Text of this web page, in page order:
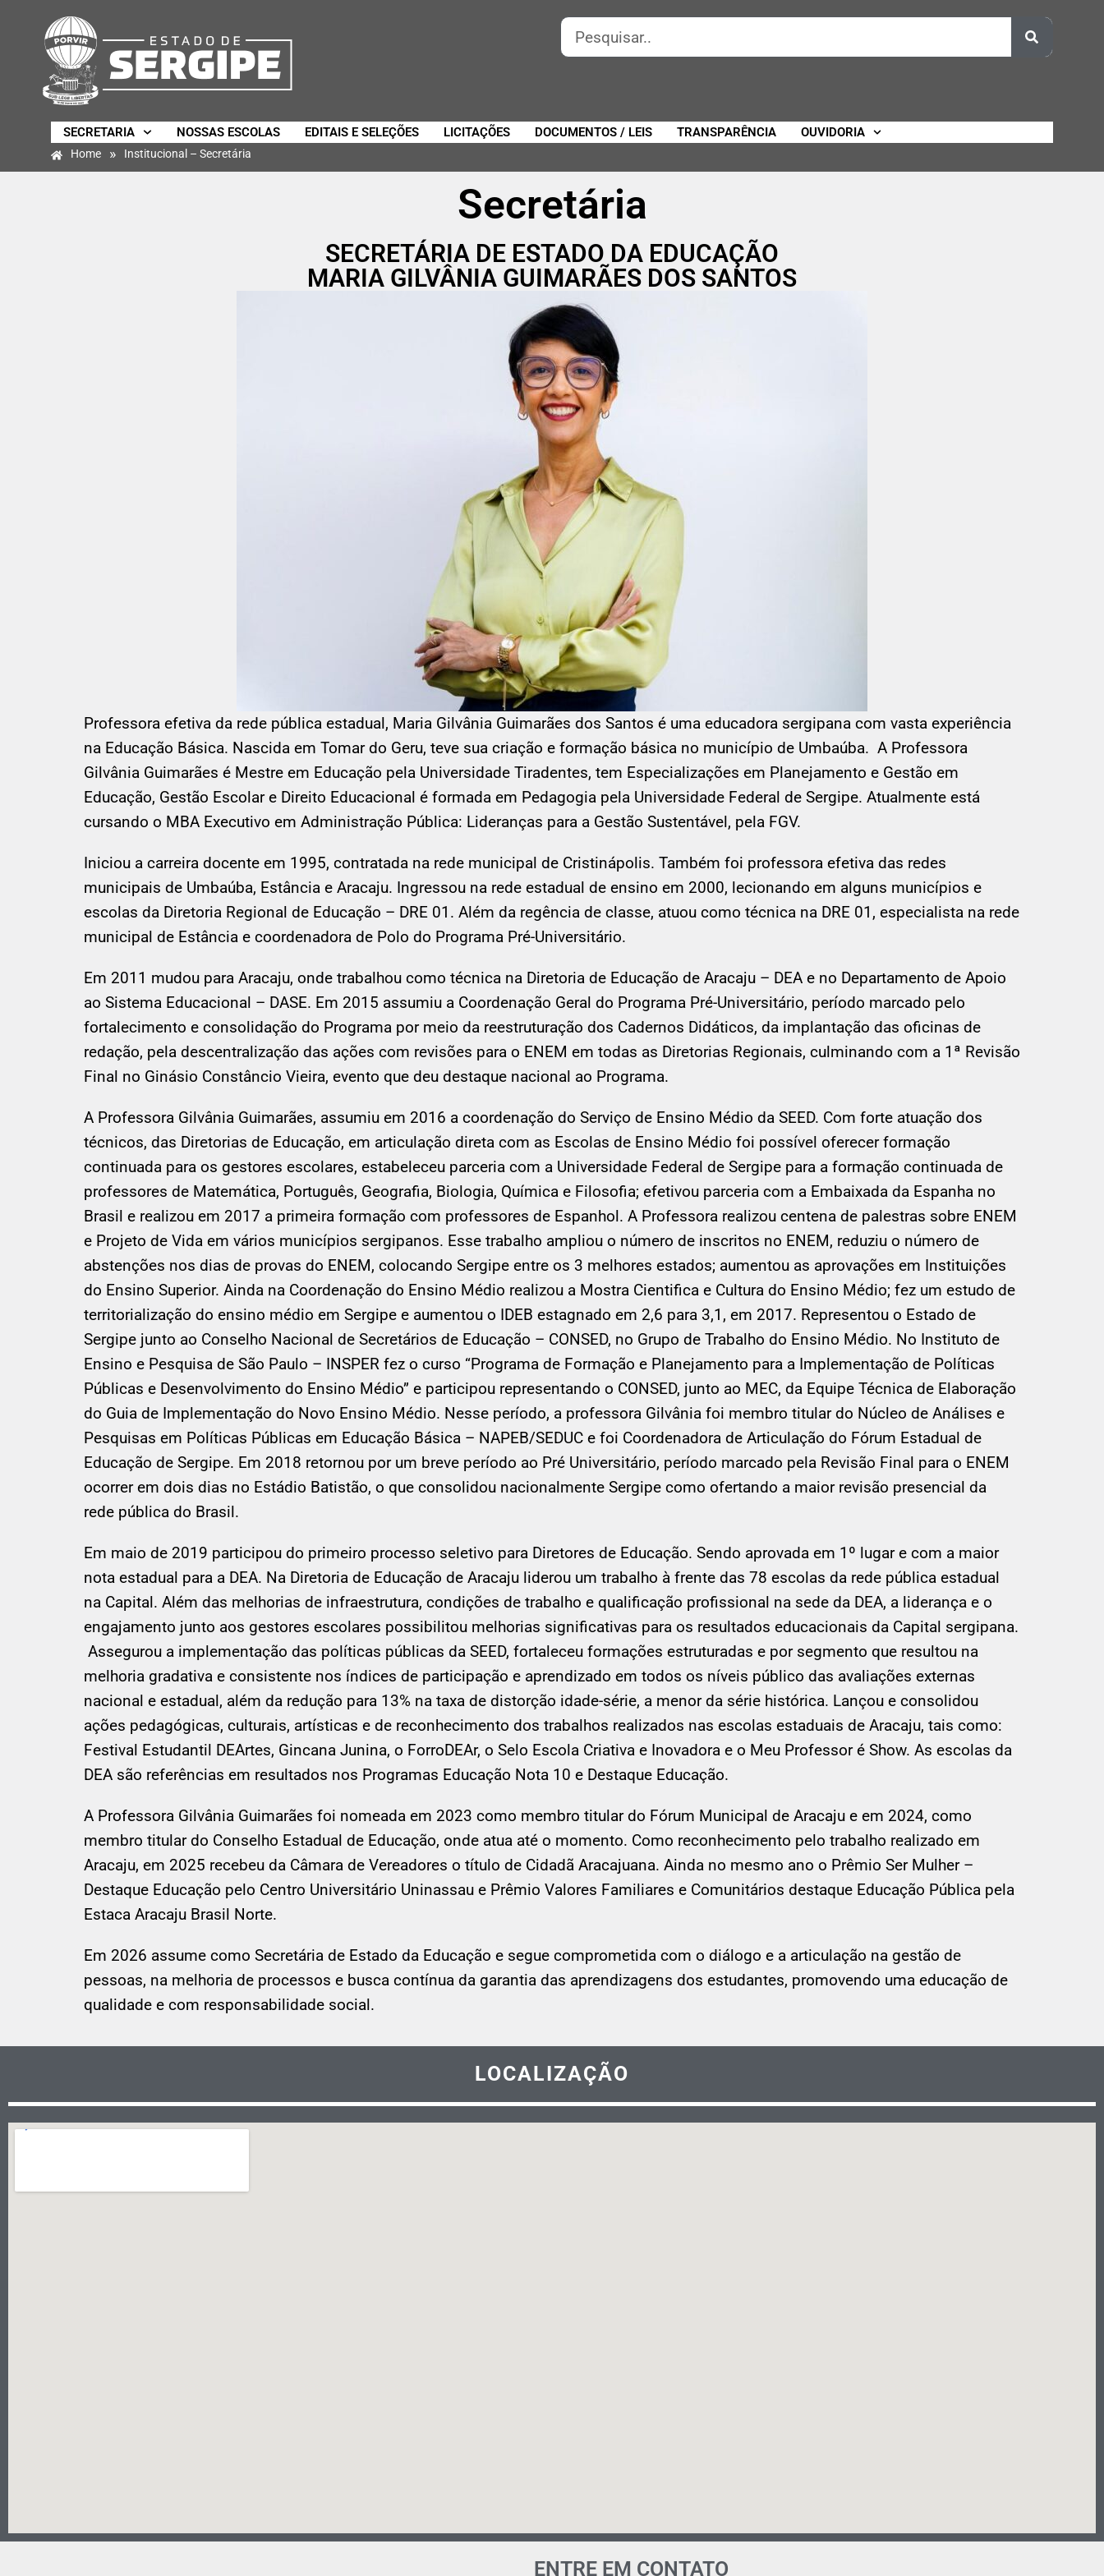
SECRETARIA NOSSAS ESCOLAS EDITAIS E SELEÇÕES LICITAÇÕES DOCUMENTOS / LEIS TRANSPARÊNCIA OUVIDORIA
Home » Institucional – Secretária
Secretária
SECRETÁRIA DE ESTADO DA EDUCAÇÃO
MARIA GILVÂNIA GUIMARÃES DOS SANTOS
Professora efetiva da rede pública estadual, Maria Gilvânia Guimarães dos Santos é uma educadora sergipana com vasta experiência
na Educação Básica. Nascida em Tomar do Geru, teve sua criação e formação básica no município de Umbaúba. A Professora
Gilvânia Guimarães é Mestre em Educação pela Universidade Tiradentes, tem Especializações em Planejamento e Gestão em
Educação, Gestão Escolar e Direito Educacional é formada em Pedagogia pela Universidade Federal de Sergipe. Atualmente está
cursando o MBA Executivo em Administração Pública: Lideranças para a Gestão Sustentável, pela FGV.
Iniciou a carreira docente em 1995, contratada na rede municipal de Cristinápolis. Também foi professora efetiva das redes
municipais de Umbaúba, Estância e Aracaju. Ingressou na rede estadual de ensino em 2000, lecionando em alguns municípios e
escolas da Diretoria Regional de Educação – DRE 01. Além da regência de classe, atuou como técnica na DRE 01, especialista na rede
municipal de Estância e coordenadora de Polo do Programa Pré-Universitário.
Em 2011 mudou para Aracaju, onde trabalhou como técnica na Diretoria de Educação de Aracaju – DEA e no Departamento de Apoio
ao Sistema Educacional – DASE. Em 2015 assumiu a Coordenação Geral do Programa Pré-Universitário, período marcado pelo
fortalecimento e consolidação do Programa por meio da reestruturação dos Cadernos Didáticos, da implantação das oficinas de
redação, pela descentralização das ações com revisões para o ENEM em todas as Diretorias Regionais, culminando com a 1ª Revisão
Final no Ginásio Constâncio Vieira, evento que deu destaque nacional ao Programa.
A Professora Gilvânia Guimarães, assumiu em 2016 a coordenação do Serviço de Ensino Médio da SEED. Com forte atuação dos
técnicos, das Diretorias de Educação, em articulação direta com as Escolas de Ensino Médio foi possível oferecer formação
continuada para os gestores escolares, estabeleceu parceria com a Universidade Federal de Sergipe para a formação continuada de
professores de Matemática, Português, Geografia, Biologia, Química e Filosofia; efetivou parceria com a Embaixada da Espanha no
Brasil e realizou em 2017 a primeira formação com professores de Espanhol. A Professora realizou centena de palestras sobre ENEM
e Projeto de Vida em vários municípios sergipanos. Esse trabalho ampliou o número de inscritos no ENEM, reduziu o número de
abstenções nos dias de provas do ENEM, colocando Sergipe entre os 3 melhores estados; aumentou as aprovações em Instituições
do Ensino Superior. Ainda na Coordenação do Ensino Médio realizou a Mostra Cientifica e Cultura do Ensino Médio; fez um estudo de
territorialização do ensino médio em Sergipe e aumentou o IDEB estagnado em 2,6 para 3,1, em 2017. Representou o Estado de
Sergipe junto ao Conselho Nacional de Secretários de Educação – CONSED, no Grupo de Trabalho do Ensino Médio. No Instituto de
Ensino e Pesquisa de São Paulo – INSPER fez o curso “Programa de Formação e Planejamento para a Implementação de Políticas
Públicas e Desenvolvimento do Ensino Médio” e participou representando o CONSED, junto ao MEC, da Equipe Técnica de Elaboração
do Guia de Implementação do Novo Ensino Médio. Nesse período, a professora Gilvânia foi membro titular do Núcleo de Análises e
Pesquisas em Políticas Públicas em Educação Básica – NAPEB/SEDUC e foi Coordenadora de Articulação do Fórum Estadual de
Educação de Sergipe. Em 2018 retornou por um breve período ao Pré Universitário, período marcado pela Revisão Final para o ENEM
ocorrer em dois dias no Estádio Batistão, o que consolidou nacionalmente Sergipe como ofertando a maior revisão presencial da
rede pública do Brasil.
Em maio de 2019 participou do primeiro processo seletivo para Diretores de Educação. Sendo aprovada em 1º lugar e com a maior
nota estadual para a DEA. Na Diretoria de Educação de Aracaju liderou um trabalho à frente das 78 escolas da rede pública estadual
na Capital. Além das melhorias de infraestrutura, condições de trabalho e qualificação profissional na sede da DEA, a liderança e o
engajamento junto aos gestores escolares possibilitou melhorias significativas para os resultados educacionais da Capital sergipana.
Assegurou a implementação das políticas públicas da SEED, fortaleceu formações estruturadas e por segmento que resultou na
melhoria gradativa e consistente nos índices de participação e aprendizado em todos os níveis público das avaliações externas
nacional e estadual, além da redução para 13% na taxa de distorção idade-série, a menor da série histórica. Lançou e consolidou
ações pedagógicas, culturais, artísticas e de reconhecimento dos trabalhos realizados nas escolas estaduais de Aracaju, tais como:
Festival Estudantil DEArtes, Gincana Junina, o ForroDEAr, o Selo Escola Criativa e Inovadora e o Meu Professor é Show. As escolas da
DEA são referências em resultados nos Programas Educação Nota 10 e Destaque Educação.
A Professora Gilvânia Guimarães foi nomeada em 2023 como membro titular do Fórum Municipal de Aracaju e em 2024, como
membro titular do Conselho Estadual de Educação, onde atua até o momento. Como reconhecimento pelo trabalho realizado em
Aracaju, em 2025 recebeu da Câmara de Vereadores o título de Cidadã Aracajuana. Ainda no mesmo ano o Prêmio Ser Mulher –
Destaque Educação pelo Centro Universitário Uninassau e Prêmio Valores Familiares e Comunitários destaque Educação Pública pela
Estaca Aracaju Brasil Norte.
Em 2026 assume como Secretária de Estado da Educação e segue comprometida com o diálogo e a articulação na gestão de
pessoas, na melhoria de processos e busca contínua da garantia das aprendizagens dos estudantes, promovendo uma educação de
qualidade e com responsabilidade social.
LOCALIZAÇÃO
ENTRE EM CONTATO